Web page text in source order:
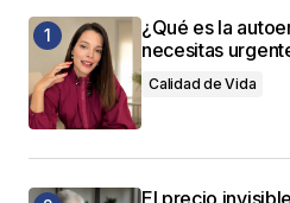
¿Qué es la
necesitas
Calidad de Vida
El precio